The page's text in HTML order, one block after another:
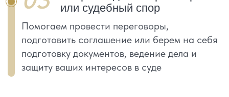
Что входит в услугу?